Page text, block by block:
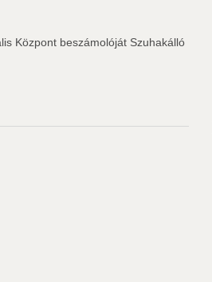
Központ beszámolóját Szuhakálló